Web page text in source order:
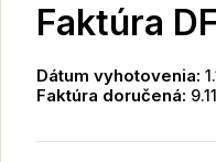
Faktúra
Dátum vyhotovenia:
Faktúra doručená: